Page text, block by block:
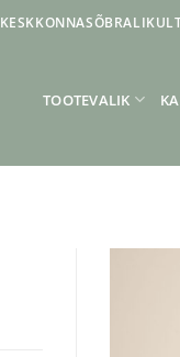
TOOTEVALIK